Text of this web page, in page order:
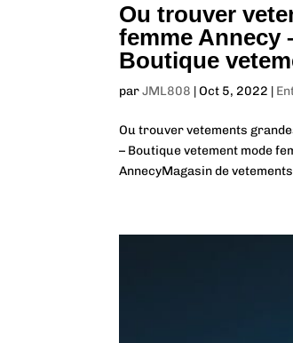
Ou trouver
femme Annecy
Boutique
parJML808 |Oct 5, 2022 |
Ou trouver vetements
– Boutique vetement mode
AnnecyMagasin de